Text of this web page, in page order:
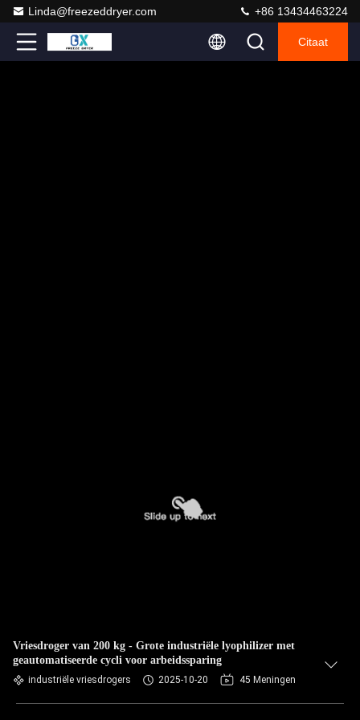
Linda@freezeddryer.com +86 13434463224
Citaat
Vriesdroger van 200 kg - Grote industriële lyophilizer met
geautomatiseerde cycli voor arbeidssparing
industriële vriesdrogers 2025-10-20 45 Meningen